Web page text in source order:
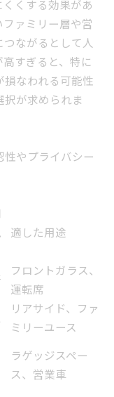
くする効果があ
ァミリー層や営
ながるとして人
すぎると、特に
なわれる可能性
が求められま
やプライバシー
適した用途
フロントガラス、
運転席
リアサイド、ファ
ミリーユース
ラゲッジスペー
ス、営業車